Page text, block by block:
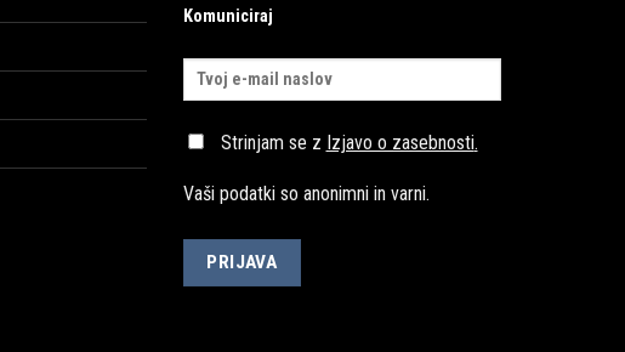
Komuniciraj
Strinjam se z Izjavo o zasebnosti.
Vaši podatki so anonimni in varni.